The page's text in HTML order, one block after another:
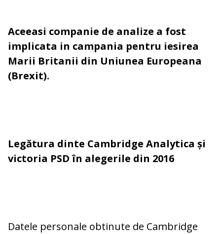
Aceeasi companie de analize a fost
implicata in campania pentru iesirea
Marii Britanii din Uniunea Europeana
(Brexit).
Legătura dinte Cambridge Analytica și
victoria PSD în alegerile din 2016
Datele personale obtinute de Cambridge